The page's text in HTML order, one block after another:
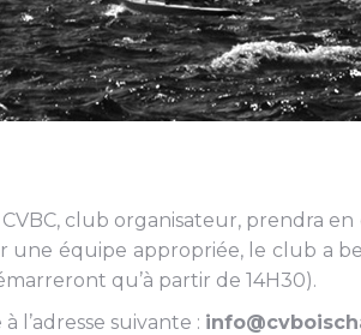
club organisateur, prendra
équipe appropriée, le club a
qu’à partir de 14H30).
l’adresse suivante :